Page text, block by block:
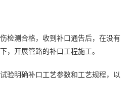
检测合格，收到补口通告后，在没有
，开展管路的补口工程施工。
验明确补口工艺参数和工艺规程，以